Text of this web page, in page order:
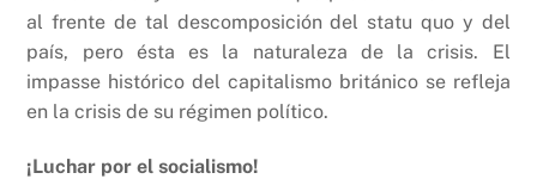
al frente de tal descomposición del statu quo y del
país, pero ésta es la naturaleza de la crisis. El
impasse histórico del capitalismo británico se refleja
en la crisis de su régimen político.
¡Luchar por el socialismo!